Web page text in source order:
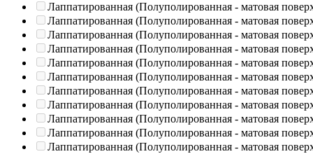
Лаппатированная (Полуполированная - матовая
Лаппатированная (Полуполированная - матовая
Лаппатированная (Полуполированная - матовая
Лаппатированная (Полуполированная - матовая
Лаппатированная (Полуполированная - матовая
Лаппатированная (Полуполированная - матовая
Лаппатированная (Полуполированная - матовая
Лаппатированная (Полуполированная - матовая
Лаппатированная (Полуполированная - матовая
Лаппатированная (Полуполированная - матовая
Лаппатированная (Полуполированная - матовая